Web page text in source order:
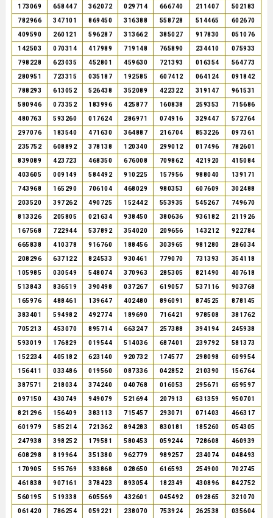
173069 658447 362072 029714 666740 211407 502183
782966 347101 869450 316388 558728 514465 602670
409590 260121 596287 313662 385027 917830 051076
142503 070314 417989 719148 765890 234410 075933
798228 623035 452801 459630 721393 016354 564773
280951 723315 035187 192585 607412 064124 091842
788293 613052 526438 352089 422322 319147 961531
580946 073352 183996 425877 160838 259353 715686
480763 593260 017624 286971 074916 329447 572764
297076 183540 471630 364887 216704 853226 097361
235752 608892 378138 120340 299012 017496 782601
839089 423723 468350 676008 709862 421920 415084
403605 009149 584492 910225 157956 988040 139171
743968 165290 706104 468029 980353 607609 302488
203520 397262 490725 152442 553935 545267 749670
813326 205805 021634 938450 380636 936182 211926
167568 722944 537892 354020 209656 143212 922784
665838 410378 916760 188456 303965 981280 286034
208296 637122 824533 930461 779070 731393 354118
105985 030549 548074 370963 285305 821490 407618
513843 836519 390498 037267 619057 537116 903768
165976 488461 139647 402480 896091 874525 878145
383401 594982 492774 189690 716421 978508 381762
705213 453070 895714 663247 257388 394194 245938
593019 176829 019544 514036 687401 239792 581373
152234 405182 623140 920732 174577 298098 609954
156411 033486 019560 087336 042852 210390 156764
387571 218034 374240 040768 016053 295671 659597
097150 430749 949079 521694 207913 631359 950701
821296 156409 383113 715457 293071 071403 466317
601979 585214 721362 894283 830181 185260 054305
247938 398252 179581 580453 059244 728608 460939
608298 819964 351380 962779 989257 234074 048493
170905 595769 933868 028650 616593 254900 702745
461838 907161 378423 893054 182349 430896 842752
560195 519338 605569 432601 045492 092865 321070
061420 786254 059221 238070 753924 262538 035604